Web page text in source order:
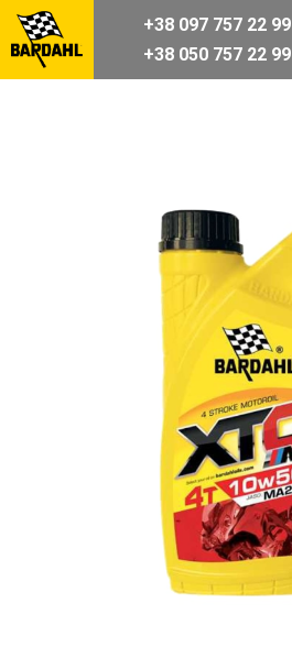
+38 097 757 22 99
+38 050 757 22 99